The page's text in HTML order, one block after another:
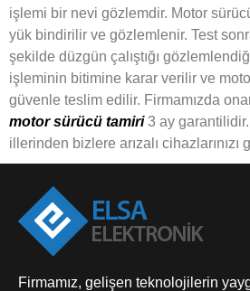
işlemi bir nevi gözlemdir. Motor
yük bindirilir ve gözlemlenir. Test
şekilde düzgün çalıştığı
işleminin bitimine karar verilir ve
güvenle teslim edilir. Firmamızda
motor sürücü tamiri3 ay
illerinden bizlere arızalı
Firmamız, gelişen teknolojilerin